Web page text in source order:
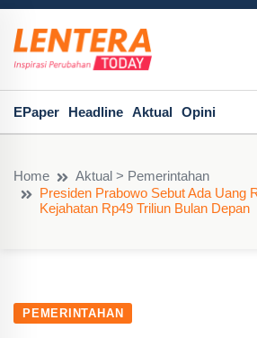
EPaper Headline Aktual Opini
Home
Aktual > Pemerintahan
Presiden Prabowo Sebut Ada Uang
Kejahatan Rp49 Triliun Bulan Depan
PEMERINTAHAN